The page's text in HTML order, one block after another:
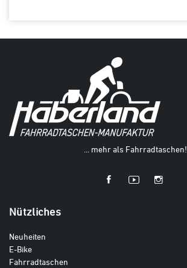
... mehr als Fahrradtaschen!
Nützliches
Neuheiten
E-Bike
Fahrradtaschen